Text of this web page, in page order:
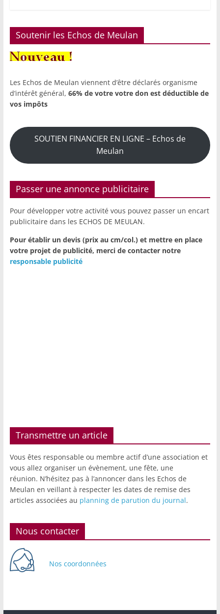
Soutenir les Echos de Meulan
Les Echos de Meulan viennent d’être déclarés organisme
d’intérêt général, 66% de votre votre don est déductible de
vos impôts
SOUTIEN FINANCIER EN LIGNE – Echos de
Meulan
Passer une annonce publicitaire
Pour développer votre activité vous pouvez passer un encart
publicitaire dans les ECHOS DE MEULAN.
Pour établir un devis (prix au cm/col.) et mettre en place
votre projet de publicité, merci de contacter notre
responsable publicité
Transmettre un article
Vous êtes responsable ou membre actif d’une association et
vous allez organiser un évènement, une fête, une
réunion. N’hésitez pas à l’annoncer dans les Echos de
Meulan en veillant à respecter les dates de remise des
articles associées au planning de parution du journal.
Nous contacter
Nos coordonnées